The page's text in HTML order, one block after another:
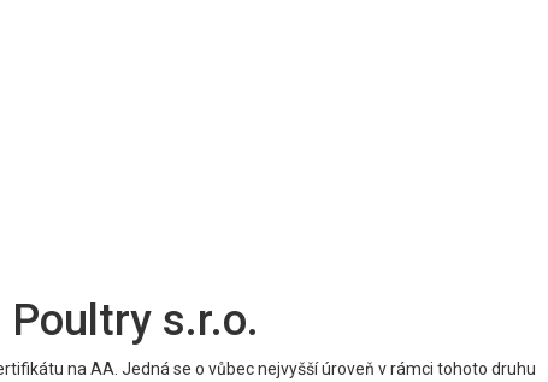
s.r.o.
na AA. Jedná se o vůbec nejvyšší úroveň v rámci tohoto druhu